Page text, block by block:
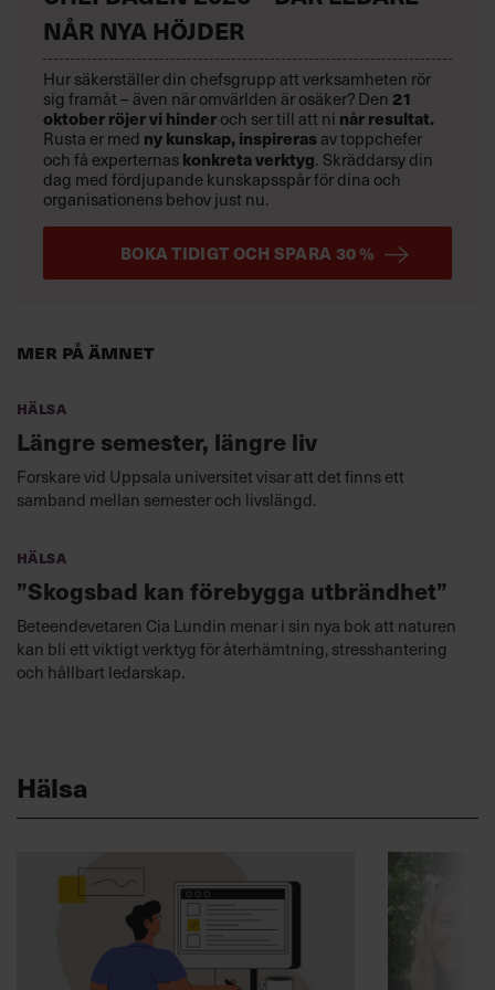
Mer på ämnet
Hälsa
Längre semester, längre liv
Forskare vid Uppsala universitet visar att det finns ett
samband mellan semester och livslängd.
Hälsa
”Skogsbad kan förebygga utbrändhet”
Beteendevetaren Cia Lundin menar i sin nya bok att naturen
kan bli ett viktigt verktyg för återhämtning, stresshantering
och hållbart ledarskap.
NÅR NYA HÖJDER
Hur säkerställer din chefsgrupp att verksamheten rör
sig framåt – även när omvärlden är osäker? Den 21
oktoberröjer vi hinderoch ser till att ni når resultat.
Rusta er med ny kunskap, inspirerasav toppchefer
och få experternaskonkreta verktyg. Skräddarsy din
dag med fördjupande kunskapsspår för dina och
organisationens behov just nu.
BOKA TIDIGT OCH SPARA 30 %
Hälsa